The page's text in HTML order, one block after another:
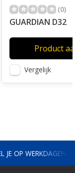
(0)
GUARDIAN D32
Product
Vergelijk
JE OP WERKDAGEN